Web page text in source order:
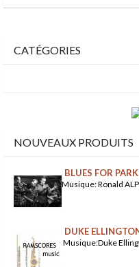
CATÉGORIES
NOUVEAUX PRODUITS
BLUES FOR
Musique: Ronald
DUKE
Musique:Duke